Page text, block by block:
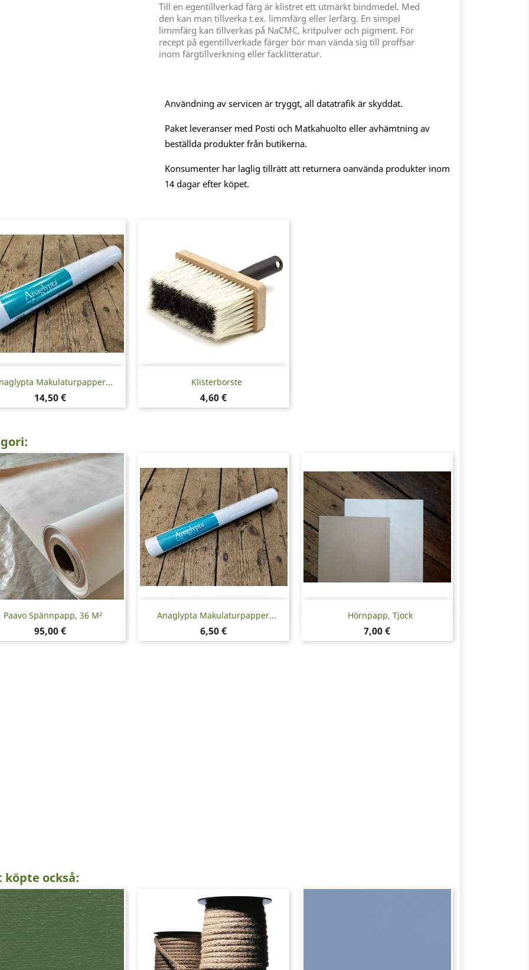
Till en egentillverkad färg är klistret ett utmärkt bindmedel. Med
den kan man tillverka t.ex. limmfärg eller lerfärg. En simpel
limmfärg kan tillverkas på NaCMC, kritpulver och pigment. För
recept på egentillverkade färger bör man vända sig till proffsar
inom färgtillverkning eller facklitteratur.
Användning av servicen är tryggt, all datatrafik är skyddat.
Paket leveranser med Posti och Matkahuolto eller avhämtning av
beställda produkter från butikerna.
Konsumenter har laglig tillrätt att returnera oanvända produkter inom
14 dagar efter köpet.
Makulaturpapper...
Pris
14,50 €
Snabbvy Klisterborste
Pris
4,60 €
Snabbvy
Paavo Spännpapp, 36 M²
Pris
95,00 €
Snabbvy Anaglypta Makulaturpapper...
Pris
6,50 €
Snabbvy Hörnpapp, Tjock
Pris
7,00 €
Snabbvy
också: